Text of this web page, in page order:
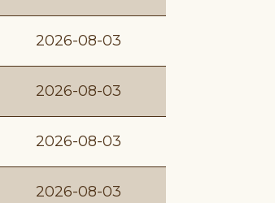
2026-08-03
2026-08-03
2026-08-03
2026-08-03